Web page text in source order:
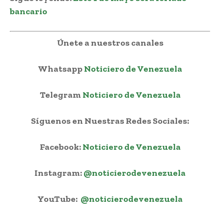
bancario
Únete a nuestros canales
WhatsappNoticiero de Venezuela
Telegram Noticiero de Venezuela
Síguenos en Nuestras Redes Sociales:
Facebook:Noticiero de Venezuela
Instagram:@noticierodevenezuela
YouTube: @noticierodevenezuela